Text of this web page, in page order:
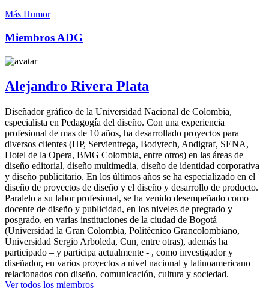
Más Humor
Miembros ADG
Alejandro Rivera Plata
Diseñador gráfico de la Universidad Nacional de Colombia,
especialista en Pedagogía del diseño. Con una experiencia
profesional de mas de 10 años, ha desarrollado proyectos para
diversos clientes (HP, Servientrega, Bodytech, Andigraf, SENA,
Hotel de la Opera, BMG Colombia, entre otros) en las áreas de
diseño editorial, diseño multimedia, diseño de identidad corporativa
y diseño publicitario. En los últimos años se ha especializado en el
diseño de proyectos de diseño y el diseño y desarrollo de producto.
Paralelo a su labor profesional, se ha venido desempeñado como
docente de diseño y publicidad, en los niveles de pregrado y
posgrado, en varias instituciones de la ciudad de Bogotá
(Universidad la Gran Colombia, Politécnico Grancolombiano,
Universidad Sergio Arboleda, Cun, entre otras), además ha
participado – y participa actualmente - , como investigador y
diseñador, en varios proyectos a nivel nacional y latinoamericano
relacionados con diseño, comunicación, cultura y sociedad.
Ver todos los miembros